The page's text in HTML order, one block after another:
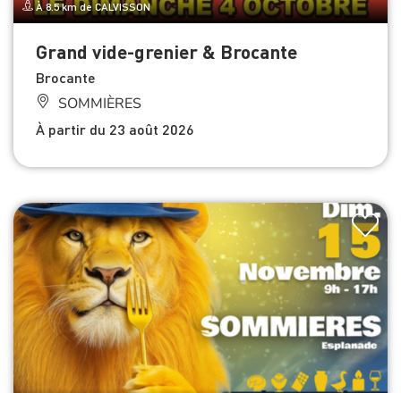
À 8.5 km de CALVISSON
Grand vide-grenier & Brocante
Brocante
SOMMIÈRES
À partir du 23 août 2026